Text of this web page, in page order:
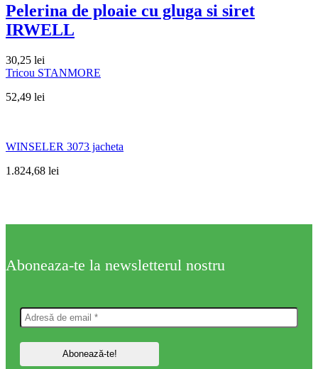
Pelerina de ploaie cu gluga si siret
IRWELL
30,25 lei
Tricou STANMORE
52,49 lei
WINSELER 3073 jacheta
1.824,68 lei
Aboneaza-te la newsletterul nostru